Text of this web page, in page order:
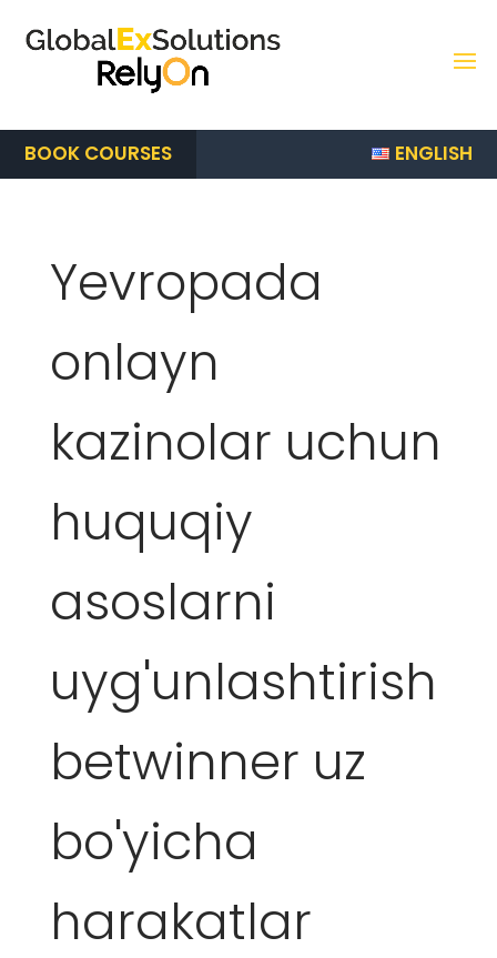
BOOK COURSES ENGLISH
Yevropada
onlayn
kazinolar uchun
huquqiy
asoslarni
uyg'unlashtirish
betwinner uz
bo'yicha
harakatlar